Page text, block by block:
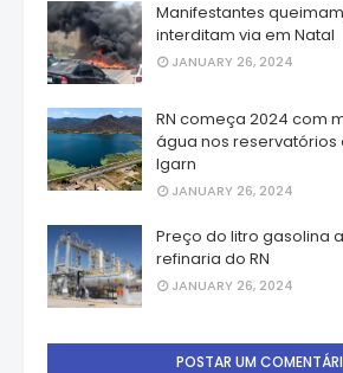
Manifestantes
interditam via em Natal
JANUARY 26, 2024
RN começa 2024 com
água nos reservatórios
Igarn
JANUARY 26, 2024
Preço do litro gasolina
refinaria do RN
JANUARY 26, 2024
POSTAR UM